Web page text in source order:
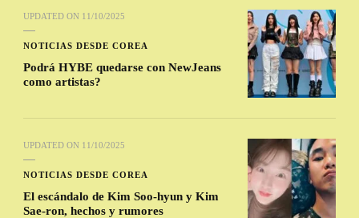
UPDATED ON 11/10/2025
NOTICIAS DESDE COREA
Podrá HYBE quedarse con NewJeans
como artistas?
UPDATED ON 11/10/2025
NOTICIAS DESDE COREA
El escándalo de Kim Soo-hyun y Kim
Sae-ron, hechos y rumores